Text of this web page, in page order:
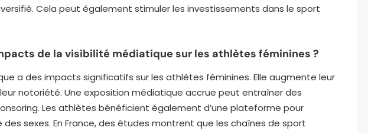
Cela peut également stimuler les investissements dans le sport
de la visibilité médiatique sur les athlètes féminines ?
a des impacts significatifs sur les athlètes féminines. Elle augmente leur
notoriété. Une exposition médiatique accrue peut entraîner des
Les athlètes bénéficient également d’une plateforme pour
des sexes. En France, des études montrent que les chaînes de sport